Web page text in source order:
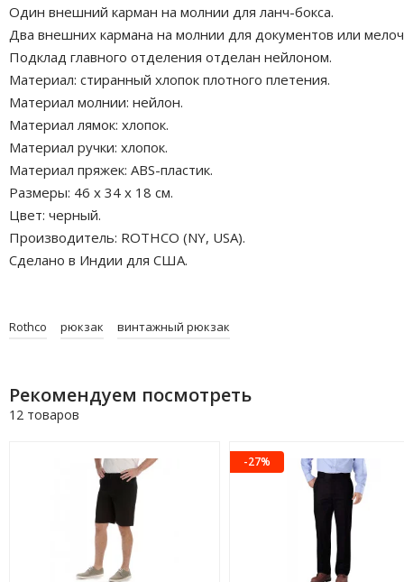
Один внешний карман на молнии для ланч-бокса.
Два внешних кармана на молнии для документов или
Подклад главного отделения отделан нейлоном.
Материал: стиранный хлопок плотного плетения.
Материал молнии: нейлон.
Материал лямок: хлопок.
Материал ручки: хлопок.
Материал пряжек: ABS-пластик.
Размеры: 46 х 34 х 18 см.
Цвет: черный.
Производитель: ROTHCO (NY, USA).
Сделано в Индии для США.
Rothco рюкзак винтажный рюкзак
Рекомендуем посмотреть
12 товаров
-27%